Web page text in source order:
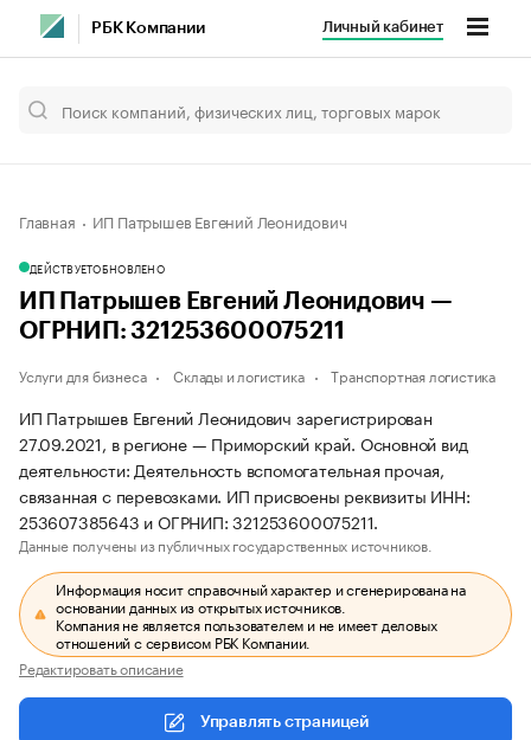
РБК Компании Личный кабинет
Главная ИП Патрышев Евгений Леонидович
ДЕЙСТВУЕТОБНОВЛЕНО
ИП Патрышев Евгений Леонидович —
ОГРНИП: 321253600075211
Услуги для бизнеса Склады и логистика Транспортная логистика
ИП Патрышев Евгений Леонидович зарегистрирован
27.09.2021, в регионе — Приморский край. Основной вид
деятельности: Деятельность вспомогательная прочая,
связанная с перевозками. ИП присвоены реквизиты ИНН:
253607385643 и ОГРНИП: 321253600075211.
Данные получены из публичных государственных источников.
Информация носит справочный характер и сгенерирована на
основании данных из открытых источников.
Компания не является пользователем и не имеет деловых
отношений с сервисом РБК Компании.
Редактировать описание
Управлять страницей